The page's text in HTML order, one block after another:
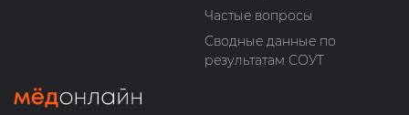
Частые вопросы
Сводные данные по
результатам СОУТ